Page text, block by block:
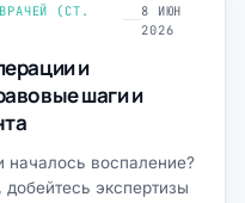
(СТ.
8 ИЮН
2026
и
шаги и
воспаление?
добейтесь экспертизы